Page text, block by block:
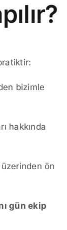
bizimle
hakkında
ön
gün ekip